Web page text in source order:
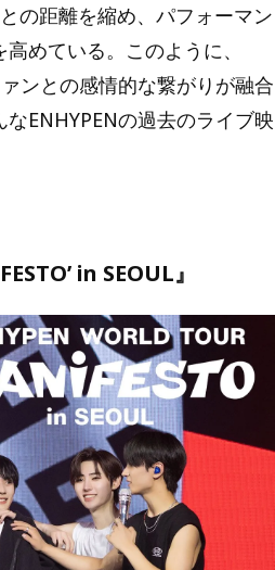
の距離を縮め、パフォーマン
めている。このように、
ンとの感情的な繋がりが融合
ENHYPENの過去のライブ映
in SEOUL』